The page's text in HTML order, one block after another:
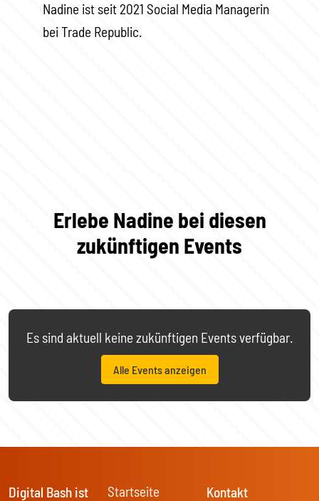
Nadine ist seit 2021 Social Media Managerin
bei Trade Republic.
Erlebe Nadine bei diesen
zukünftigen Events
Es sind aktuell keine zukünftigen Events verfügbar.
Alle Events anzeigen
Digital Bash ist
Startseite
Kontakt